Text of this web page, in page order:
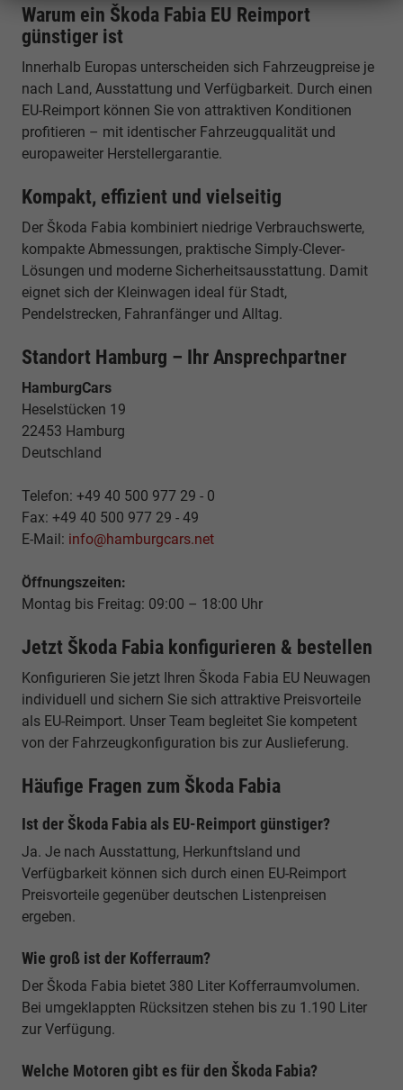
Warum ein Škoda Fabia EU Reimport
günstiger ist
Innerhalb Europas unterscheiden sich Fahrzeugpreise je
nach Land, Ausstattung und Verfügbarkeit. Durch einen
EU-Reimport können Sie von attraktiven Konditionen
profitieren – mit identischer Fahrzeugqualität und
europaweiter Herstellergarantie.
Kompakt, effizient und vielseitig
Der Škoda Fabia kombiniert niedrige Verbrauchswerte,
kompakte Abmessungen, praktische Simply-Clever-
Lösungen und moderne Sicherheitsausstattung. Damit
eignet sich der Kleinwagen ideal für Stadt,
Pendelstrecken, Fahranfänger und Alltag.
Standort Hamburg – Ihr Ansprechpartner
HamburgCars
Heselstücken 19
22453 Hamburg
Deutschland
Telefon: +49 40 500 977 29 - 0
Fax: +49 40 500 977 29 - 49
E-Mail: info@hamburgcars.net
Öffnungszeiten:
Montag bis Freitag: 09:00 – 18:00 Uhr
Jetzt Škoda Fabia konfigurieren & bestellen
Konfigurieren Sie jetzt Ihren Škoda Fabia EU Neuwagen
individuell und sichern Sie sich attraktive Preisvorteile
als EU-Reimport. Unser Team begleitet Sie kompetent
von der Fahrzeugkonfiguration bis zur Auslieferung.
Häufige Fragen zum Škoda Fabia
Ist der Škoda Fabia als EU-Reimport günstiger?
Ja. Je nach Ausstattung, Herkunftsland und
Verfügbarkeit können sich durch einen EU-Reimport
Preisvorteile gegenüber deutschen Listenpreisen
ergeben.
Wie groß ist der Kofferraum?
Der Škoda Fabia bietet 380 Liter Kofferraumvolumen.
Bei umgeklappten Rücksitzen stehen bis zu 1.190 Liter
zur Verfügung.
Welche Motoren gibt es für den Škoda Fabia?